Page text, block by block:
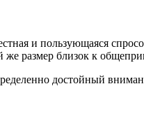
и пользующаяся
же размер близок к
достойный